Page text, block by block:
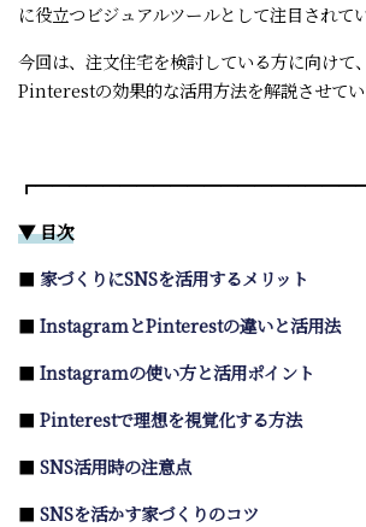
に役立つビジュアルツールとして注目されてい
今回は、注文住宅を検討している方に向け
Pinterestの効果的な活用方法を解説させてい
▼ 目次
■ 家づくりにSNSを活用するメリット
■ InstagramとPinterestの違いと活用法
■ Instagramの使い方と活用ポイント
■ Pinterestで理想を視覚化する方法
■ SNS活用時の注意点
■ SNSを活かす家づくりのコツ